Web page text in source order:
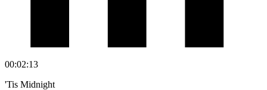
00:02:13
'Tis Midnight